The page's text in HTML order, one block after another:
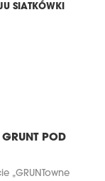
SIATKÓWKI
POD
„GRUNTowne